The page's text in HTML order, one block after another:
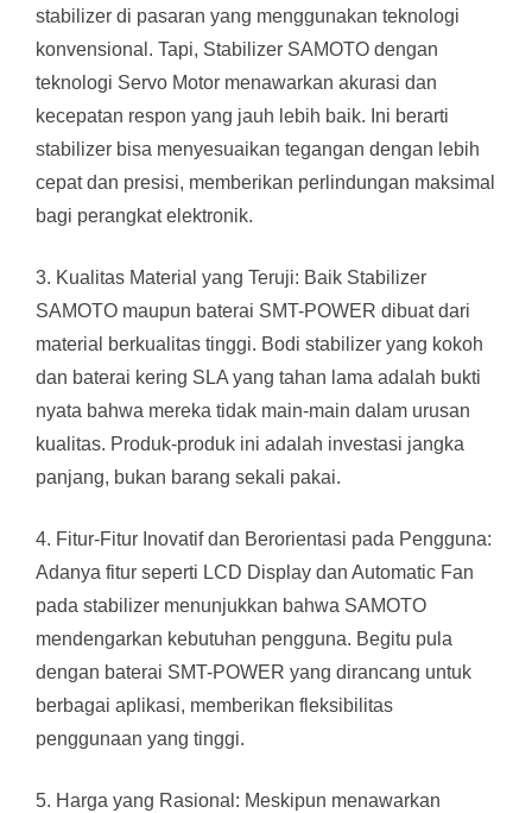
stabilizer di pasaran yang menggunakan teknologi
konvensional. Tapi, Stabilizer SAMOTO dengan
teknologi Servo Motor menawarkan akurasi dan
kecepatan respon yang jauh lebih baik. Ini berarti
stabilizer bisa menyesuaikan tegangan dengan lebih
cepat dan presisi, memberikan perlindungan maksimal
bagi perangkat elektronik.
3. Kualitas Material yang Teruji: Baik Stabilizer
SAMOTO maupun baterai SMT-POWER dibuat dari
material berkualitas tinggi. Bodi stabilizer yang kokoh
dan baterai kering SLA yang tahan lama adalah bukti
nyata bahwa mereka tidak main-main dalam urusan
kualitas. Produk-produk ini adalah investasi jangka
panjang, bukan barang sekali pakai.
4. Fitur-Fitur Inovatif dan Berorientasi pada Pengguna:
Adanya fitur seperti LCD Display dan Automatic Fan
pada stabilizer menunjukkan bahwa SAMOTO
mendengarkan kebutuhan pengguna. Begitu pula
dengan baterai SMT-POWER yang dirancang untuk
berbagai aplikasi, memberikan fleksibilitas
penggunaan yang tinggi.
5. Harga yang Rasional: Meskipun menawarkan